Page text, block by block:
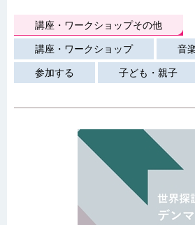
講座・ワークショップその他
講座・ワークショップ 音
参加する 子ども・親子